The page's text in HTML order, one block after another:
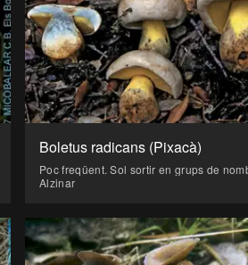
Boletus radicans (Pixacà)
Alzinar